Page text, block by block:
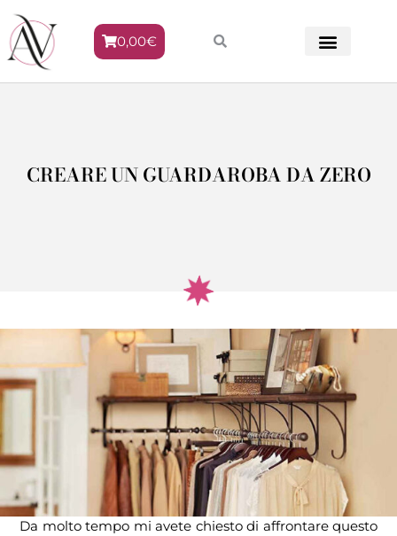
0,00€
CREARE UN GUARDAROBA DA ZERO
Da molto tempo mi avete chiesto di affrontare questo